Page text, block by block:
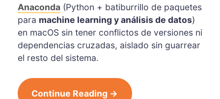
Anaconda(Python + batiburrillo de paquetes
para machine learning y análisis de datos)
en macOS sin tener conflictos de versiones ni
dependencias cruzadas, aislado sin guarrear
el resto del sistema.
Continue Reading →